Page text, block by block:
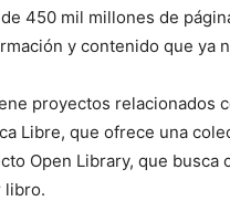
450 mil millones de
y contenido que ya
proyectos relacionados
Libre, que ofrece una
Open Library, que
libro.